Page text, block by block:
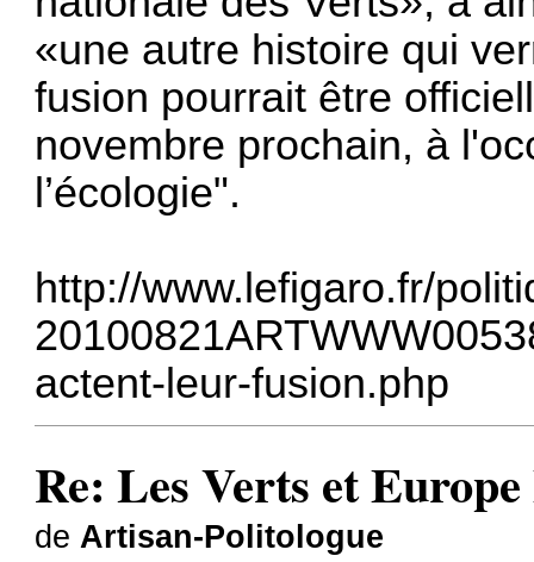
«une autre histoire qui
fusion pourrait être
novembre prochain, à
l’écologie".
http://www.lefigaro.fr/
actent-leur-fusion.php
Re: Les Verts et
de Artisan-Politologue